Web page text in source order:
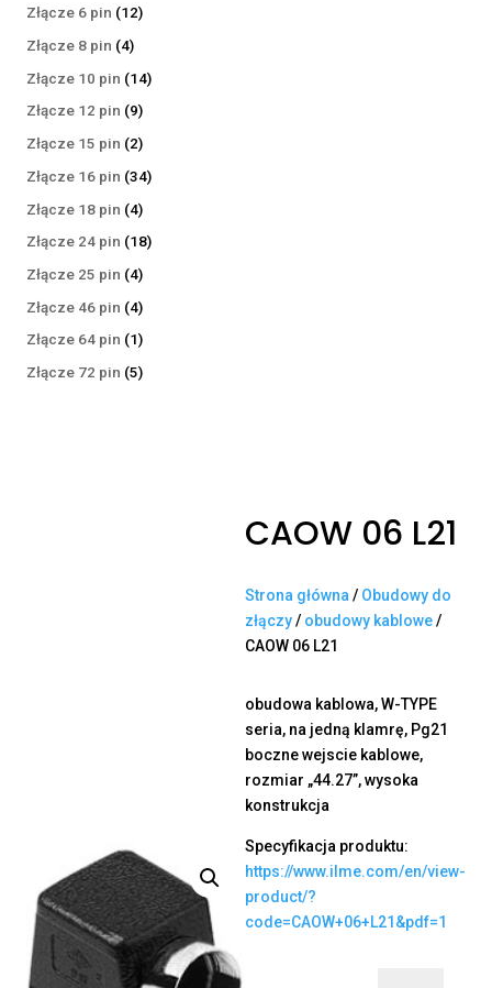
produktów
Złącze 6 pin 1212
Złącze 8 pin 44
produkty
Złącze 10 pin 1414
Złącze 12 pin 99
produktów
Złącze 15 pin 22
produkty
Złącze 16 pin 3434
Złącze 18 pin 44
produkty
Złącze 24 pin 1818
Złącze 25 pin 44
produkty
Złącze 46 pin 44
produkty
Złącze 64 pin 11
produkt
Złącze 72 pin 55
CAOW 06 L21
Strona główna / Obudowy do
złączy/ obudowy kablowe/
CAOW 06 L21
obudowa kablowa, W-TYPE
seria, na jedną klamrę, Pg21
boczne wejscie kablowe,
rozmiar „44.27”, wysoka
konstrukcja
Specyfikacja produktu:
https://www.ilme.com/en/view-
product/?
code=CAOW+06+L21&pdf=1